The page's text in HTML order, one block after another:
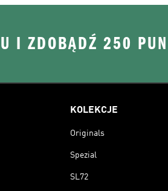
I ZDOBĄDŹ 250
KOLEKCJE
Originals
Spezial
SL72